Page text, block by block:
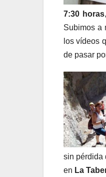
7:30 horas
Subimos a
los vídeos
de pasar
sin pérdida
en La